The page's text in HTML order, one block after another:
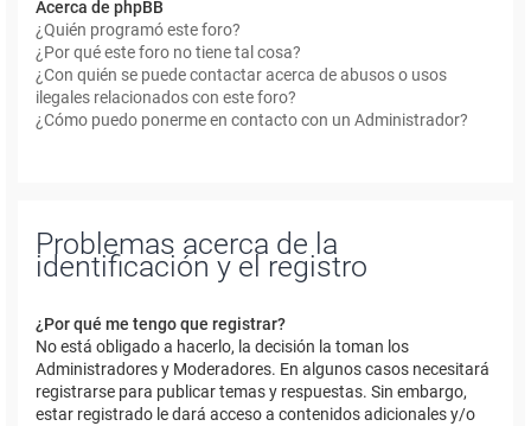
Acerca de phpBB
¿Quién programó este foro?
¿Por qué este foro no tiene tal cosa?
¿Con quién se puede contactar acerca de abusos o usos
ilegales relacionados con este foro?
¿Cómo puedo ponerme en contacto con un Administrador?
Problemas acerca de la
identificación y el registro
¿Por qué me tengo que registrar?
No está obligado a hacerlo, la decisión la toman los
Administradores y Moderadores. En algunos casos necesitará
registrarse para publicar temas y respuestas. Sin embargo,
estar registrado le dará acceso a contenidos adicionales y/o